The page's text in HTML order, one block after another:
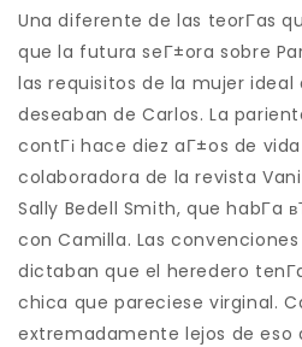
Una diferente de las teorГ­as
que la futura seГ±ora sobre
las requisitos de la mujer ideal
deseaban de Carlos. La
contГі hace diez aГ±os de
colaboradora de la revista
Sally Bedell Smith, que habГ­a
con Camilla. Las
dictaban que el heredero
chica que pareciese virginal.
extremadamente lejos de eso